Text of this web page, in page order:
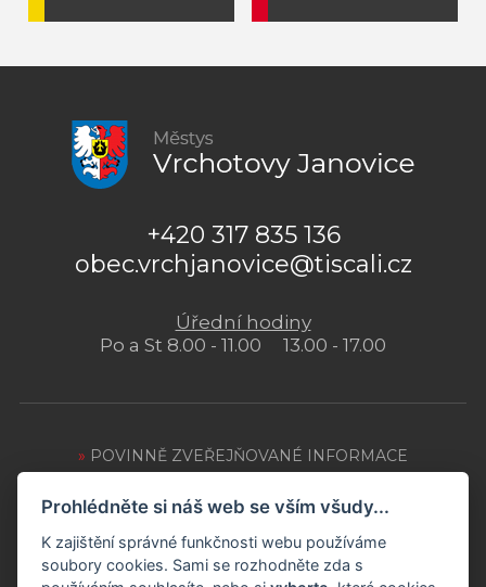
+420 317 835 136
obec.vrchjanovice@tiscali.cz
Úřední hodiny
Po a St 8.00 - 11.00 13.00 - 17.00
» POVINNĚ ZVEŘEJŇOVANÉ INFORMACE
»OCHRANA OSOBNÍCH ÚDAJŮ
»
ZPRACOVÁNÍ COOKIES
»PŘÍSTUPNOST WEBU
Prohlédněte si náš web se vším všudy...
K zajištění správné funkčnosti webu používáme
soubory cookies. Sami se rozhodněte zda s